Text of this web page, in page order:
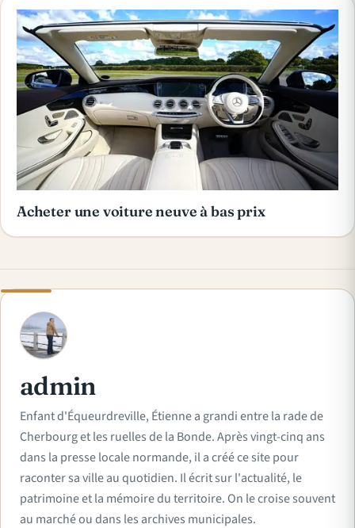
Acheter une voiture neuve à bas prix
A
admin
Enfant d'Équeurdreville, Étienne a grandi entre la rade de
Cherbourg et les ruelles de la Bonde. Après vingt-cinq ans
dans la presse locale normande, il a créé ce site pour
raconter sa ville au quotidien. Il écrit sur l'actualité, le
patrimoine et la mémoire du territoire. On le croise souvent
au marché ou dans les archives municipales.